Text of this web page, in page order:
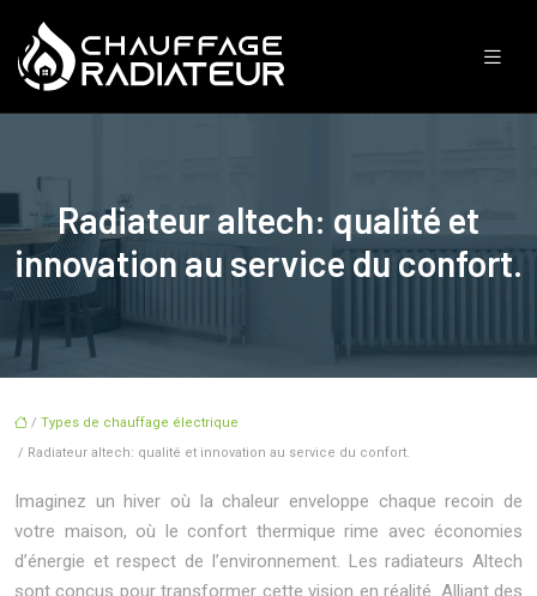
Radiateur altech: qualité et
innovation au service du confort.
/ Types de chauffage électrique
/ Radiateur altech: qualité et innovation au service du confort.
Imaginez un hiver où la chaleur enveloppe chaque recoin de
votre maison, où le confort thermique rime avec économies
d’énergie et respect de l’environnement. Les radiateurs Altech
sont conçus pour transformer cette vision en réalité. Alliant des